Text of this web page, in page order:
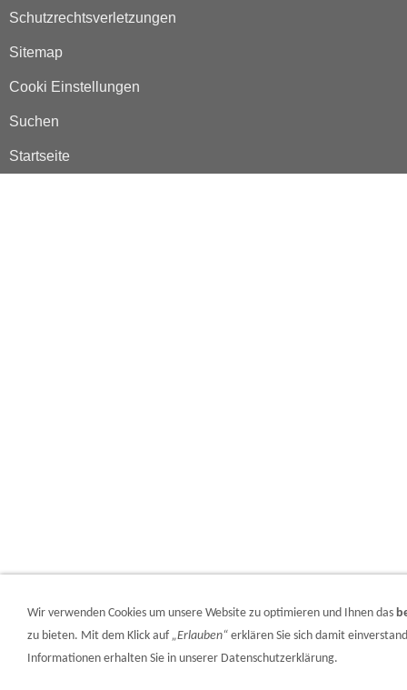
Schutzrechtsverletzungen
Sitemap
Cooki Einstellungen
Suchen
Startseite
Wir verwenden Cookies um unsere Website zu optimieren und Ihnen das
zu bieten. Mit dem Klick auf „Erlauben“ erklären Sie sich damit
Informationen erhalten Sie in unserer Datenschutzerklärung.